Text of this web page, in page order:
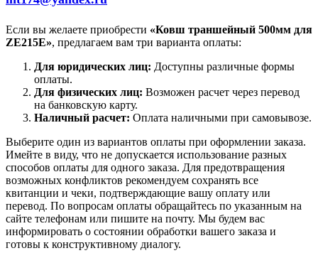
Если вы желаете приобрести «Ковш траншейный 500мм для
ZE215E», предлагаем вам три варианта оплаты:
Для юридических лиц: Доступны различные формы
оплаты.
Для физических лиц: Возможен расчет через перевод
на банковскую карту.
Наличный расчет: Оплата наличными при самовывозе.
Выберите один из вариантов оплаты при оформлении заказа.
Имейте в виду, что не допускается использование разных
способов оплаты для одного заказа. Для предотвращения
возможных конфликтов рекомендуем сохранять все
квитанции и чеки, подтверждающие вашу оплату или
перевод. По вопросам оплаты обращайтесь по указанным на
сайте телефонам или пишите на почту. Мы будем вас
информировать о состоянии обработки вашего заказа и
готовы к конструктивному диалогу.